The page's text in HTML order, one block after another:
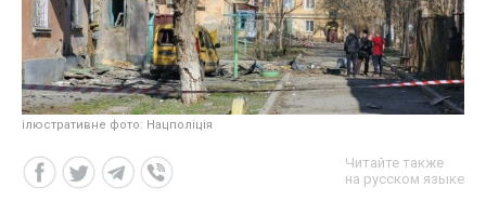
ілюстративне фото: Нацполіція
Читайте также
на русском языке